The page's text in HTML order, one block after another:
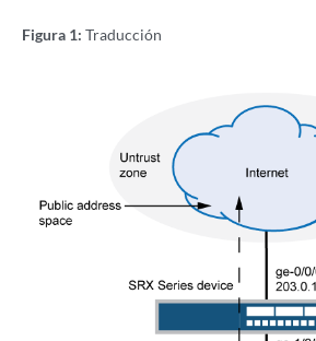
Figura 1: Traducción